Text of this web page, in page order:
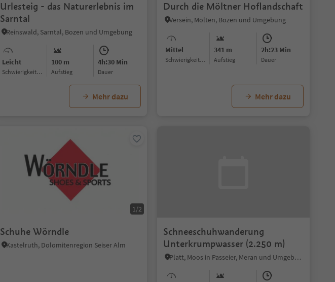
Urlesteig - das Naturerlebnis im
Sarntal
Reinswald, Sarntal, Bozen und Umgebung
Leicht
Schwierigkeitsgrad
100 m
Aufstieg
4h:30 Min
Dauer
Mehr dazu
Durch die Möltner Hoflandschaft
Versein, Mölten, Bozen und Umgebung
Mittel
Schwierigkeitsgrad
341 m
Aufstieg
2h:23 Min
Dauer
Mehr dazu
1/2
Schuhe Wörndle
Kastelruth, Dolomitenregion Seiser Alm
Schneeschuhwanderung
Unterkrumpwasser (2.250 m)
Platt, Moos in Passeier, Meran und Umgebung